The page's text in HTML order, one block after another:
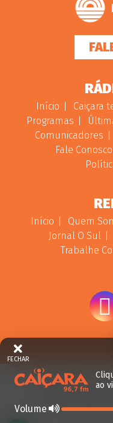
Início Caiçara
Programas
Comunicadores
Fale Conosco
Início Quem
Jornal O Sul
Trabalhe
© 2026 - Direitos
FECHAR
ao
Volume